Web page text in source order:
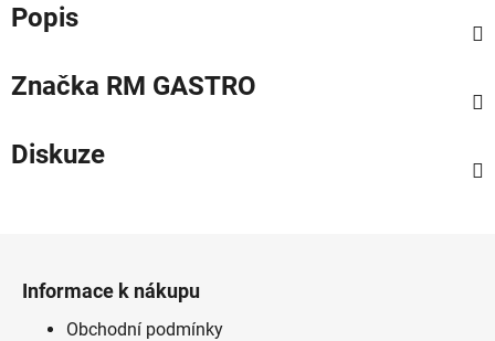
Popis
Značka RM GASTRO
Diskuze
Informace k nákupu
Obchodní podmínky